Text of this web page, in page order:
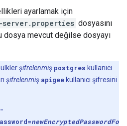
ayarlamak için
server.properties dosyasını
dosya mevcut değilse dosyayı
şifrelenmiş postgres kullanıcı
şifrelenmiş apigee kullanıcı şifresini
newEncryptedPasswordFo